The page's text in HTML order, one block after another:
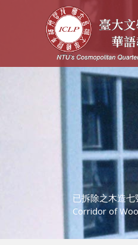
已拆除之木造
Corridor of